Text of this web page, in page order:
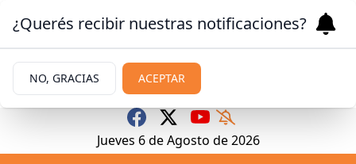
Jueves 6 de Agosto de 2026
¿Querés recibir nuestras notificaciones?
NO, GRACIAS ACEPTAR